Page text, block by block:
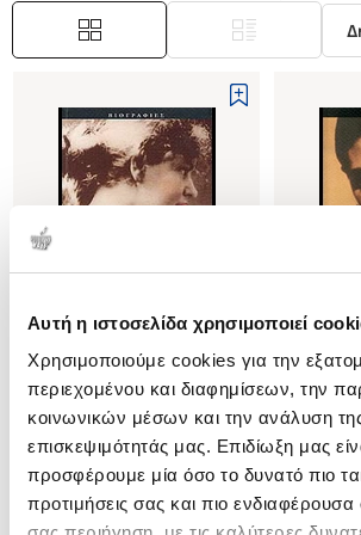
Αυτή η ιστοσελίδα χρησιμοποιεί
Χρησιμοποιούμε cookies για την
περιεχομένου και διαφημίσεων, την
κοινωνικών μέσων και την ανάλυση
επισκεψιμότητάς μας. Επιδίωξη μας
προσφέρουμε μία όσο το δυνατό πιο
προτιμήσεις σας και πιο ενδιαφέρουσα
Εξαντλημένο
(0)
ΛΟΥ ΑΝΤΡΕΑΣ ΣΑΛΟΜΕ
Η ΒΙΟΓΡΑΦΙΑ ΜΙΑΣ ΜΟΙΡΑΙΑΣ
ΓΥΝΑΙΚΑΣ
SALBER LINDE
Κωδ. Πολιτείας:2738-0038
ΦΡΙΝΤΑ
Η ΖΩΗ
ΓΥΝΑΙΚΑΣ
SALBER
Κωδ. Πολιτείας